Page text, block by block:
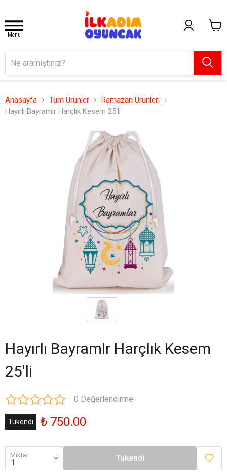
Menu
Anasayfa Tüm Ürünler
Ramazan Ürünleri
Hayırlı Bayramlr Harçlık Kesem 25'li
Hayırlı Bayramlr Harçlık Kesem
25'li
0 Değerlendirme
Tükendi ₺ 750.00
Miktar Tükendi